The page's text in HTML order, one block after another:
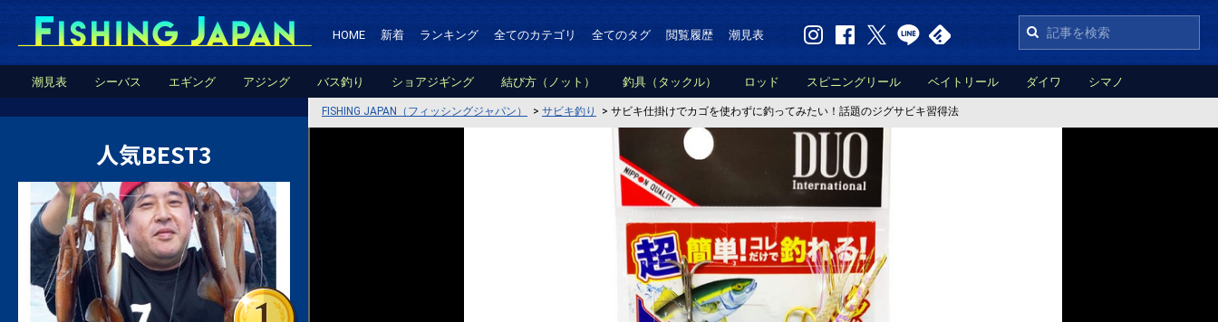
HOME 新着 ランキング 全てのカテゴリ 全てのタグ 閲覧履歴 潮見表
潮見表 シーバス エギング アジング バス釣り ショアジギング 結び方（ノット） 釣具（タックル） ロッド スピニングリール ベイトリール ダイワ シマノ
FISHING JAPAN（フィッシングジャパン） > サビキ釣り > サビキ仕掛けでカゴを使わずに釣ってみたい！話題のジグサビキ習得法
人気BEST3